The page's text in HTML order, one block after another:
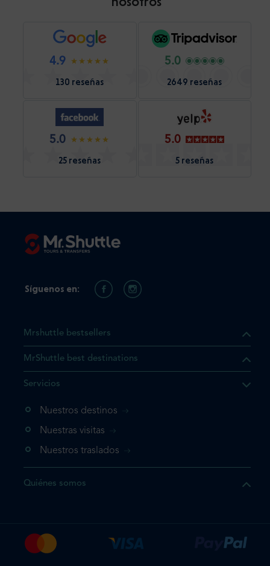
4.9
130 reseñas
5.0
2649 reseñas
5.0
25 reseñas
5.0
5 reseñas
el producto que busca ya
vaya directamente a su
su reserva.
una vez
Mrshuttle bestsellers
MrShuttle best destinations
Servicios
Nuestros destinos
Nuestras visitas
Nuestros traslados
Quiénes somos
Síguenos en: